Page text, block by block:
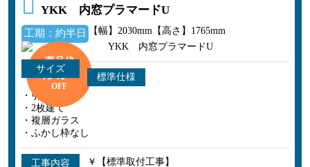
YKK 内窓プラマードU
工期：約半日
商品代
40％～
OFF
サイズ
【幅】2030mm【高さ】1765mm
標準仕様
・引違い窓
・2枚建て
・複層ガラス
・ふかし枠なし
工事内容
￥【標準取付工事】